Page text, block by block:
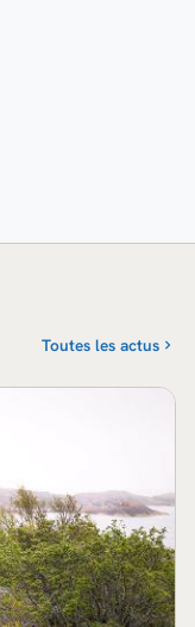
Toutes les actus